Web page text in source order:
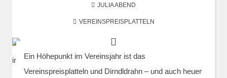
JULIA ABEND
VEREINSPREISPLATTELN
Ein Höhepunkt im Vereinsjahr ist das
Vereinspreisplatteln und Dirndldrahn – und auch heuer